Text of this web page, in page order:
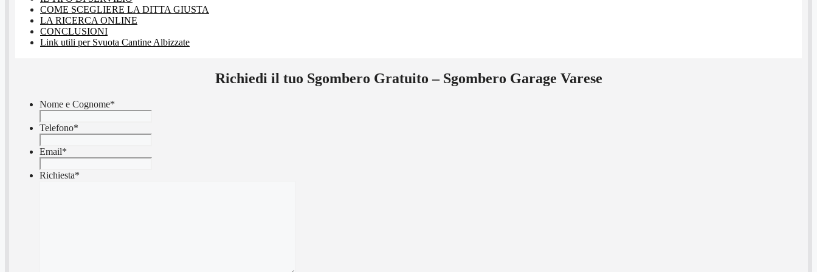
COME SCEGLIERE LA DITTA GIUSTA
LA RICERCA ONLINE
CONCLUSIONI
Link utili per Svuota Cantine Albizzate
Richiedi il tuo Sgombero Gratuito – Sgombero Garage Varese
Nome e Cognome*
Telefono*
Email*
Richiesta*